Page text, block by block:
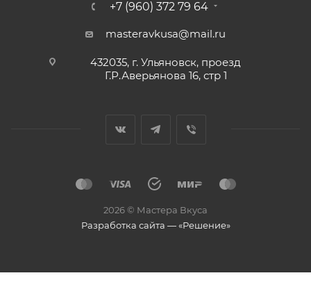
+7 (960) 372 79 64
masteravkusa@mail.ru
432035, г. Ульяновск, проезд
Г.Р.Аверьянова 16, стр 1
2026 © Мастера Вкуса
Разработка сайта — «Решение»